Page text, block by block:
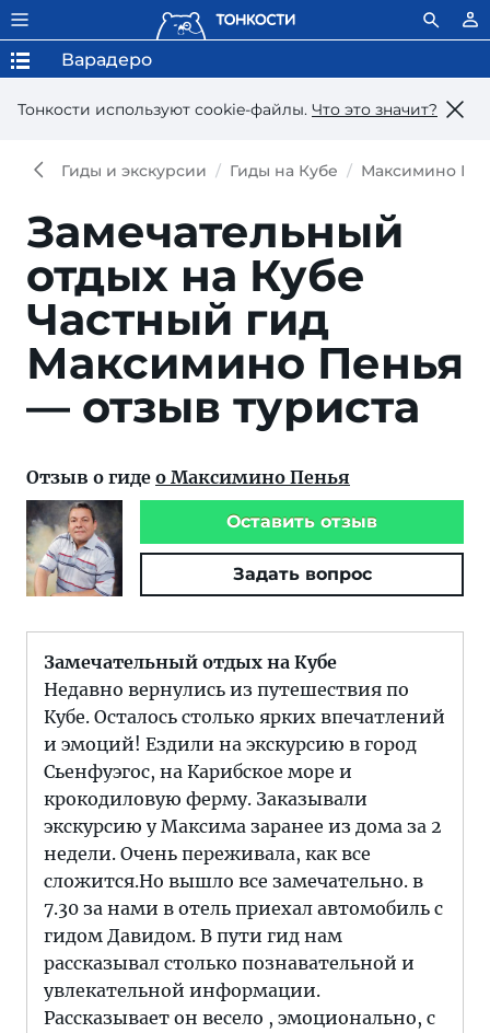
Тонкости используют сookie-файлы. Что это значит?
Варадеро
Гиды и экскурсии Гиды на Кубе Максимино
Замечательный
отдых на Кубе
Частный гид
Максимино Пенья
— отзыв туриста
Отзыв о гиде о Максимино Пенья
Оставить отзыв
Задать вопрос
Замечательный отдых на Кубе
Недавно вернулись из путешествия по
Кубе. Осталось столько ярких впечатлений
и эмоций! Ездили на экскурсию в город
Сьенфуэгос, на Карибское море и
крокодиловую ферму. Заказывали
экскурсию у Максима заранее из дома за 2
недели. Очень переживала, как все
сложится.Но вышло все замечательно. в
7.30 за нами в отель приехал автомобиль с
гидом Давидом. В пути гид нам
рассказывал столько познавательной и
увлекательной информации.
Рассказывает он весело , эмоционально, с